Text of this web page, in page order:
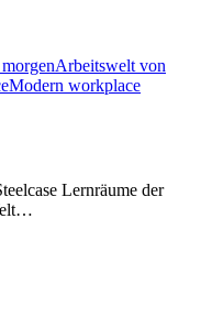
Arbeitswelt von
Modern workplace
Lernräume der